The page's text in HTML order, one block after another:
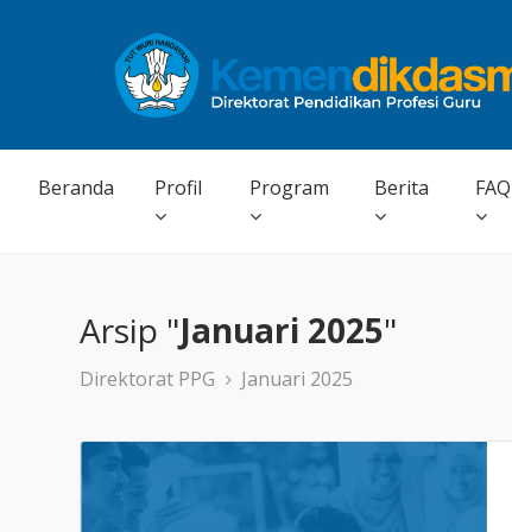
Beranda Profil Program Berita FAQ
Arsip "Januari 2025"
Direktorat PPG Januari 2025